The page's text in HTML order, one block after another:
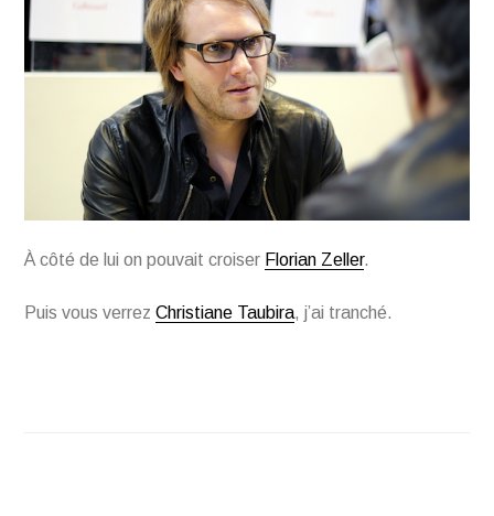
À côté de lui on pouvait croiser Florian Zeller.
Puis vous verrezChristiane Taubira, j’ai tranché.